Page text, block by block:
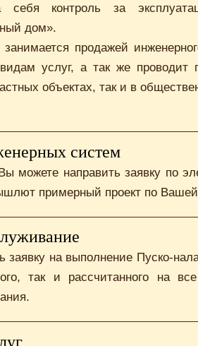
контроль за
дом».
продажей
услуг, а так же проводит
объектах, так и в
систем
можете направить заявку по
примерный проект по Вашей
заявку на выполнение Пуско-
так и рассчитанного на